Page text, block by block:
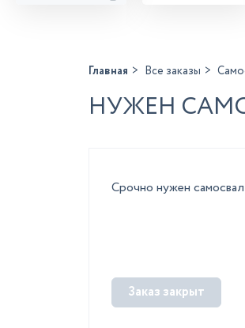
Главная Все заказы
НУЖЕН
Срочно нужен
Заказ закрыт